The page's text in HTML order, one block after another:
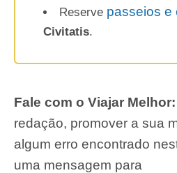
Reserve passeios e
Civitatis.
Fale com o Viajar Melhor:
redação, promover a sua
algum erro encontrado
uma mensagem para